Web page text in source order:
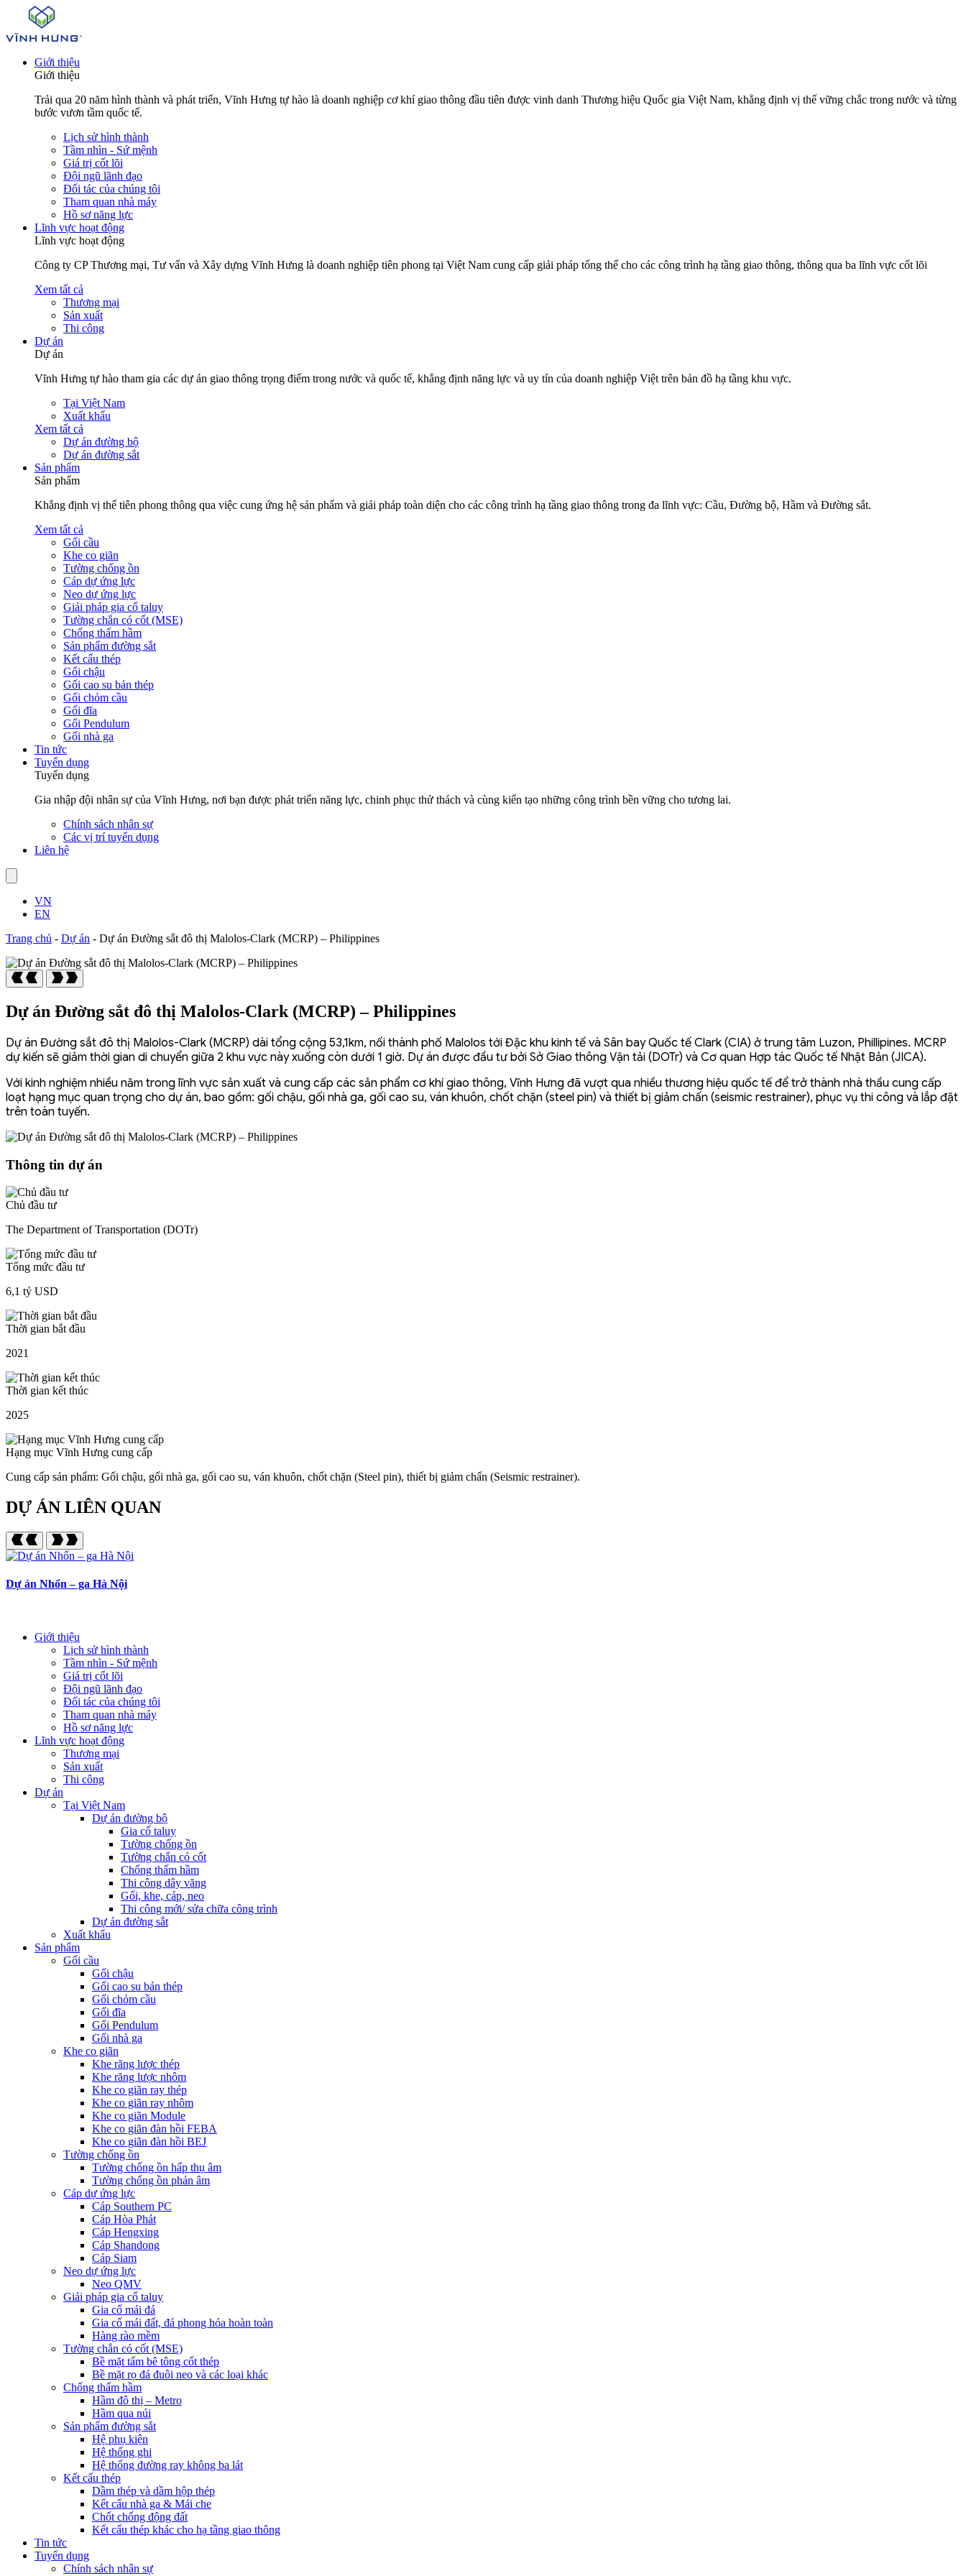
Giới thiệu
Giới thiệu
Trải qua 20 năm hình thành và phát triển, Vĩnh Hưng tự hào là doanh nghiệp cơ khí giao thông đầu tiên được vinh danh Thương hiệu Quốc gia Việt Nam, khẳng định vị thế vững chắc trong nước và từng
bước vươn tầm quốc tế.
Lịch sử hình thành
Tầm nhìn - Sứ mệnh
Giá trị cốt lõi
Đội ngũ lãnh đạo
Đối tác của chúng tôi
Tham quan nhà máy
Hồ sơ năng lực
Lĩnh vực hoạt động
Lĩnh vực hoạt động
Công ty CP Thương mại, Tư vấn và Xây dựng Vĩnh Hưng là doanh nghiệp tiên phong tại Việt Nam cung cấp giải pháp tổng thể cho các công trình hạ tầng giao thông, thông qua ba lĩnh vực cốt lõi
Xem tất cả
Thương mại
Sản xuất
Thi công
Dự án
Dự án
Vĩnh Hưng tự hào tham gia các dự án giao thông trọng điểm trong nước và quốc tế, khẳng định năng lực và uy tín của doanh nghiệp Việt trên bản đồ hạ tầng khu vực.
Tại Việt Nam
Xuất khẩu
Xem tất cả
Dự án đường bộ
Dự án đường sắt
Sản phẩm
Sản phẩm
Khẳng định vị thế tiên phong thông qua việc cung ứng hệ sản phẩm và giải pháp toàn diện cho các công trình hạ tầng giao thông trong đa lĩnh vực: Cầu, Đường bộ, Hầm và Đường sắt.
Xem tất cả
Gối cầu
Khe co giãn
Tường chống ồn
Cáp dự ứng lực
Neo dự ứng lực
Giải pháp gia cố taluy
Tường chắn có cốt (MSE)
Chống thấm hầm
Sản phẩm đường sắt
Kết cấu thép
Gối chậu
Gối cao su bản thép
Gối chỏm cầu
Gối đĩa
Gối Pendulum
Gối nhà ga
Tin tức
Tuyển dụng
Tuyển dụng
Gia nhập đội nhân sự của Vĩnh Hưng, nơi bạn được phát triển năng lực, chinh phục thử thách và cùng kiến tạo những công trình bền vững cho tương lai.
Chính sách nhân sự
Các vị trí tuyển dụng
Liên hệ
VN
EN
Trang chủ - Dự án - Dự án Đường sắt đô thị Malolos-Clark (MCRP) – Philippines
Dự án Đường sắt đô thị Malolos-Clark (MCRP) – Philippines
Dự án Đường sắt đô thị Malolos-Clark (MCRP) dài tổng cộng 53,1km, nối thành phố Malolos tới Đặc khu kinh tế và Sân bay Quốc tế Clark (CIA) ở trung tâm Luzon, Phillipines. MCRP
dự kiến sẽ giảm thời gian di chuyển giữa 2 khu vực này xuống còn dưới 1 giờ. Dự án được đầu tư bởi Sở Giao thông Vận tải (DOTr) và Cơ quan Hợp tác Quốc tế Nhật Bản (JICA).
Với kinh nghiệm nhiều năm trong lĩnh vực sản xuất và cung cấp các sản phẩm cơ khí giao thông, Vĩnh Hưng đã vượt qua nhiều thương hiệu quốc tế để trở thành nhà thầu cung cấp
loạt hạng mục quan trọng cho dự án, bao gồm: gối chậu, gối nhà ga, gối cao su, ván khuôn, chốt chặn (steel pin) và thiết bị giảm chấn (seismic restrainer), phục vụ thi công và lắp đặt
trên toàn tuyến.
Thông tin dự án
Chủ đầu tư
The Department of Transportation (DOTr)
Tổng mức đầu tư
6,1 tỷ USD
Thời gian bắt đầu
2021
Thời gian kết thúc
2025
Hạng mục Vĩnh Hưng cung cấp
Cung cấp sản phẩm: Gối chậu, gối nhà ga, gối cao su, ván khuôn, chốt chặn (Steel pin), thiết bị giảm chấn (Seismic restrainer).
DỰ ÁN LIÊN QUAN
Dự án Nhổn – ga Hà Nội
Giới thiệu
Lịch sử hình thành
Tầm nhìn - Sứ mệnh
Giá trị cốt lõi
Đội ngũ lãnh đạo
Đối tác của chúng tôi
Tham quan nhà máy
Hồ sơ năng lực
Lĩnh vực hoạt động
Thương mại
Sản xuất
Thi công
Dự án
Tại Việt Nam
Dự án đường bộ
Gia cố taluy
Tường chống ồn
Tường chắn có cốt
Chống thấm hầm
Thi công dây văng
Gối, khe, cáp, neo
Thi công mới/ sửa chữa công trình
Dự án đường sắt
Xuất khẩu
Sản phẩm
Gối cầu
Gối chậu
Gối cao su bản thép
Gối chỏm cầu
Gối đĩa
Gối Pendulum
Gối nhà ga
Khe co giãn
Khe răng lược thép
Khe răng lược nhôm
Khe co giãn ray thép
Khe co giãn ray nhôm
Khe co giãn Module
Khe co giãn đàn hồi FEBA
Khe co giãn đàn hồi BEJ
Tường chống ồn
Tường chống ồn hấp thụ âm
Tường chống ồn phản âm
Cáp dự ứng lực
Cáp Southern PC
Cáp Hòa Phát
Cáp Hengxing
Cáp Shandong
Cáp Siam
Neo dự ứng lực
Neo QMV
Giải pháp gia cố taluy
Gia cố mái đá
Gia cố mái đất, đá phong hóa hoàn toàn
Hàng rào mềm
Tường chắn có cốt (MSE)
Bề mặt tấm bê tông cốt thép
Bề mặt rọ đá đuôi neo và các loại khác
Chống thấm hầm
Hầm đô thị – Metro
Hầm qua núi
Sản phẩm đường sắt
Hệ phụ kiện
Hệ thống ghi
Hệ thống đường ray không ba lát
Kết cấu thép
Dầm thép và dầm hộp thép
Kết cấu nhà ga & Mái che
Chốt chống động đất
Kết cấu thép khác cho hạ tầng giao thông
Tin tức
Tuyển dụng
Chính sách nhân sự